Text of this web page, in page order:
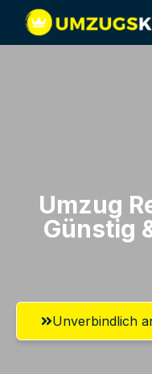
Umzug
Günstig
Unverbindlich